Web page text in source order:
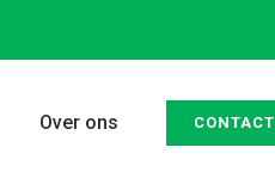
Over ons CONTACT